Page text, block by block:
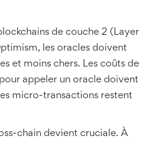
de couche 2 (Layer
les oracles doivent
et moins chers. Les coûts de
appeler un oracle doivent
micro-transactions restent
chain devient cruciale. À